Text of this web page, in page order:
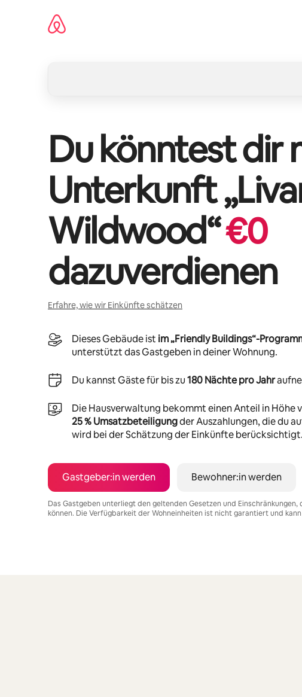
Du könntest dir
Unterkunft „
Wildwood“€0
dazuverdienen
Erfahre, wie wir Einkünfte schätzen
Dieses Gebäude ist im „Friendly Buildings“-
unterstützt das Gastgeben in deiner Wohnung.
Du kannst Gäste für bis zu180 Nächte pro Jahr
Die Hausverwaltung bekommt einen Anteil in Höhe
25 % Umsatzbeteiligungder Auszahlungen, die du
wird bei der Schätzung der Einkünfte berücksichtigt.
Gastgeber:in werden Bewohner:in werden
Das Gastgeben unterliegt den geltenden Gesetzen und
können. Die Verfügbarkeit der Wohneinheiten ist nicht garantiert und